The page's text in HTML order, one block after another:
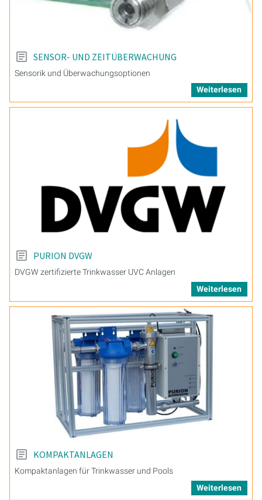
SENSOR- UND ZEITÜBERWACHUNG
Sensorik und Überwachungsoptionen
Weiterlesen
PURION DVGW
DVGW zertifizierte Trinkwasser UVC Anlagen
Weiterlesen
KOMPAKTANLAGEN
Kompaktanlagen für Trinkwasser und Pools
Weiterlesen